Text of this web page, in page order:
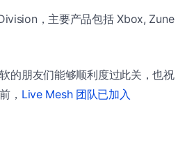
，主要产品包括 Xbox, Zune
的朋友们能够顺利度过此关，也祝
， Live Mesh 团队已加入